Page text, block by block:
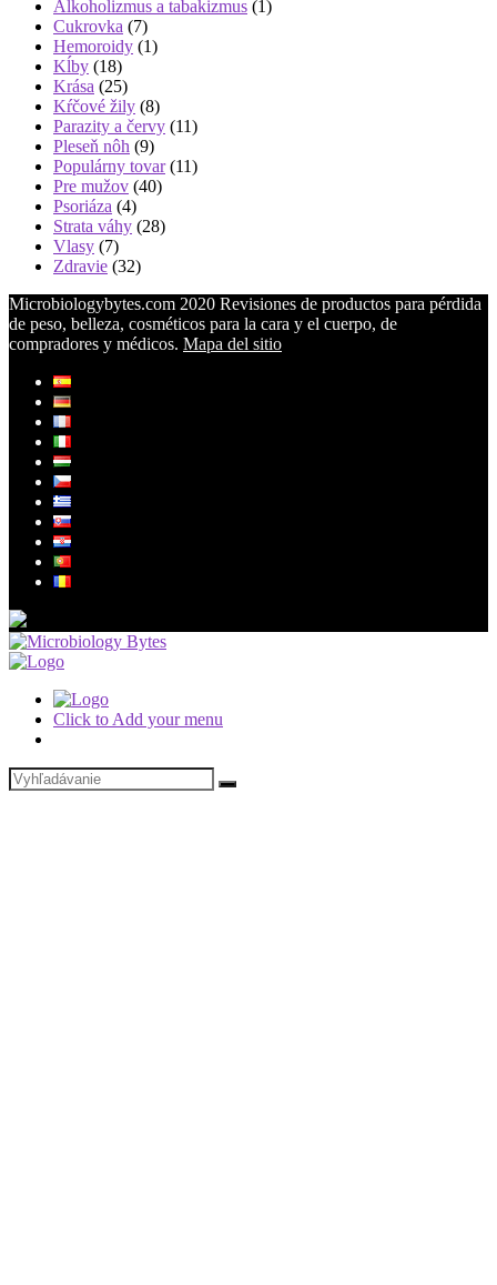
Alkoholizmus a tabakizmus (1)
Cukrovka (7)
Hemoroidy (1)
Kĺby (18)
Krása (25)
Kŕčové žily (8)
Parazity a červy (11)
Pleseň nôh (9)
Populárny tovar(11)
Pre mužov (40)
Psoriáza (4)
Strata váhy (28)
Vlasy (7)
Zdravie (32)
Microbiologybytes.com 2020 Revisiones de productos para pérdida
de peso, belleza, cosméticos para la cara y el cuerpo, de
compradores y médicos. Mapa del sitio
Click to Add your menu